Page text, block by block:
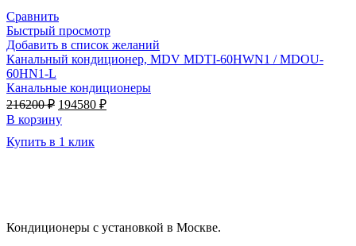
Сравнить
Быстрый просмотр
Добавить в список желаний
Канальный кондиционер, MDV MDTI-60HWN1 / MDOU-
60HN1-L
Канальные кондиционеры
216200₽ Первоначальная
цена
составляла
216200 ₽.
194580 ₽Текущая
В корзину
Купить в 1 клик
Кондиционеры с установкой в Москве.